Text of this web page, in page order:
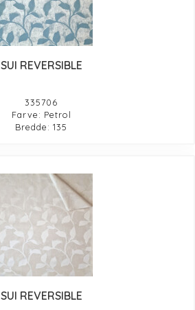
SUI REVERSIBLE
335706
Farve: Petrol
Bredde: 135
SUI REVERSIBLE